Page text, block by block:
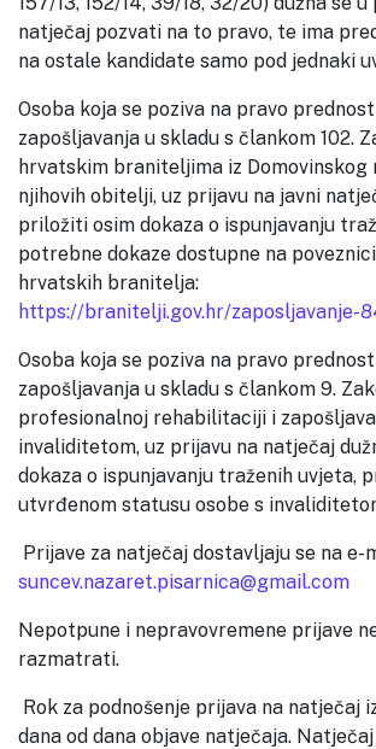
natječaj pozvati na to pravo, te ima
na ostale kandidate samo pod jednaki
Osoba koja se poziva na pravo
zapošljavanja u skladu s člankom 102.
hrvatskim braniteljima iz Domovinskog
njihovih obitelji, uz prijavu na javni
priložiti osim dokaza o ispunjavanju
potrebne dokaze dostupne na
hrvatskih branitelja:
https://branitelji.gov.hr/zaposljavanje-
Osoba koja se poziva na pravo
zapošljavanja u skladu s člankom 9.
profesionalnoj rehabilitaciji i
invaliditetom, uz prijavu na natječaj
dokaza o ispunjavanju traženih uvjeta,
utvrđenom statusu osobe s
Prijave za natječaj dostavljaju se na e-
suncev.nazaret.pisarnica@gmail.com
Nepotpune i nepravovremene prijave
razmatrati.
Rok za podnošenje prijava na natječaj
dana od dana objave natječaja.